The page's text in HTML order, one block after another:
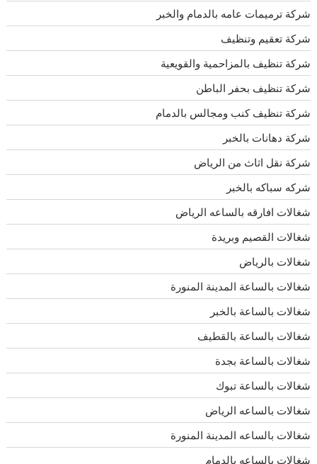
شركة ترميمات عامه بالدمام والخبر
شركة تعقيم وتنظيف
شركة تنظيف بالمزاحمية والقويعية
شركة تنظيف بحفر الباطن
شركة تنظيف كنب ومجالس بالدمام
شركة دهانات بالخبر
شركة نقل اثاث من الرياض
شركه سباكه بالخبر
شغالات افارقه بالساعه الرياض
شغالات القصيم وبريدة
شغالات بالرياض
شغالات بالساعة المدينة المنورة
شغالات بالساعة بالخبر
شغالات بالساعة بالقطيف
شغالات بالساعة بجدة
شغالات بالساعة تبوك
شغالات بالساعه الرياض
شغالات بالساعه المدينة المنورة
شغالات بالساعه بالدمام